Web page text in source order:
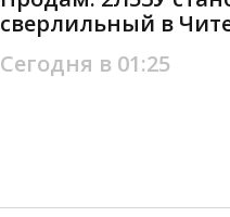
сверлильный в
Сегодня в 01:25